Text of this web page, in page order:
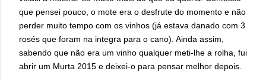
que pensei pouco, o mote era o desfrute do momento e não
perder muito tempo com os vinhos (já estava danado com 3
rosés que foram na integra para o cano). Ainda assim,
sabendo que não era um vinho qualquer meti-lhe a rolha, fui
abrir um Murta 2015 e deixei-o para pensar melhor depois.